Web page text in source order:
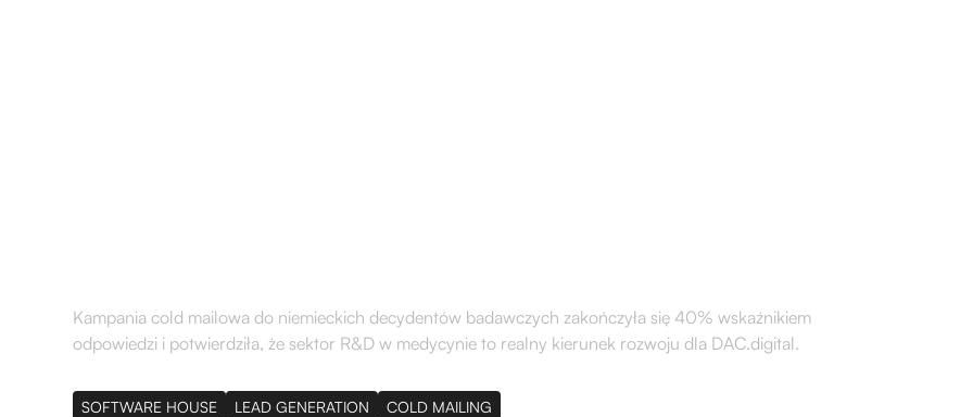
Kampania cold mailowa do niemieckich decydentów badawczych zakończyła się 40% wskaźnikiem
odpowiedzi i potwierdziła, że sektor R&D w medycynie to realny kierunek rozwoju dla DAC.digital.
SOFTWARE HOUSE LEAD GENERATION COLD MAILING